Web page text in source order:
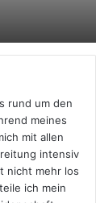
rund um den
meines
mit allen
intensiv
nicht mehr los
ich mein